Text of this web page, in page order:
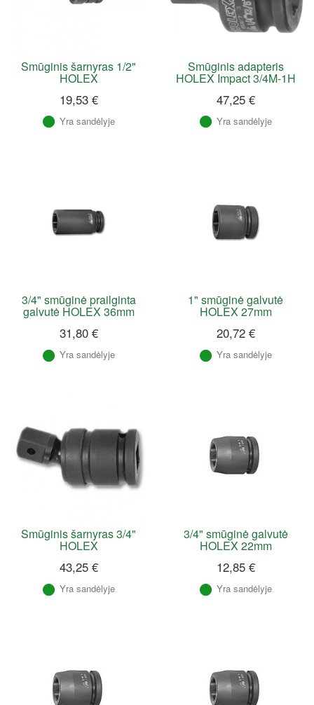
Smūginis šarnyras 1/2"
HOLEX
19,53 €
Yra sandėlyje
Smūginis adapteris
HOLEX Impact 3/4M-1H
47,25 €
Yra sandėlyje
3/4" smūginė prailginta
galvutė HOLEX 36mm
31,80 €
Yra sandėlyje
1" smūginė galvutė
HOLEX 27mm
20,72 €
Yra sandėlyje
Smūginis šarnyras 3/4"
HOLEX
43,25 €
Yra sandėlyje
3/4" smūginė galvutė
HOLEX 22mm
12,85 €
Yra sandėlyje